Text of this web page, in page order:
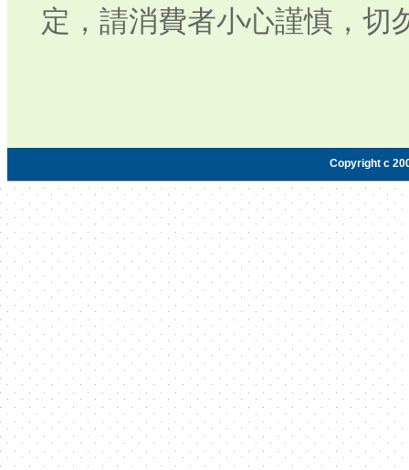
定，請消費者小心謹慎，切
Copyright c